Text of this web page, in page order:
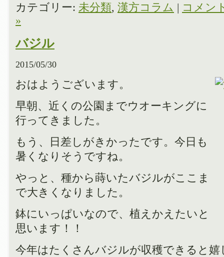
カテゴリー: 未分類, 漢方コラム | コメン
»
バジル
2015/05/30
おはようございます。
早朝、近くの公園までウオーキングに
行ってきました。
もう、日差しがきかったです。今日も
暑くなりそうですね。
やっと、種から蒔いたバジルがここま
で大きくなりました。
鉢にいっぱいなので、植えかえたいと
思います！！
今年はたくさんバジルが収穫できると嬉